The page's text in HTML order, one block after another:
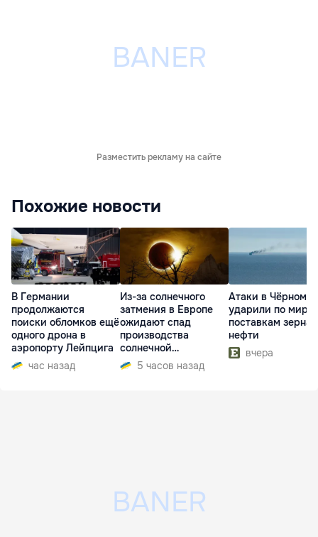
Разместить рекламу на сайте
Похожие новости
В Германии
продолжаются
поиски обломков ещё
одного дрона в
аэропорту Лейпцига
час назад
Из-за солнечного
затмения в Европе
ожидают спад
производства
солнечной
электроэнергии
5 часов назад
Атаки в Чёрном
ударили по
поставкам зерна
нефти
вчера